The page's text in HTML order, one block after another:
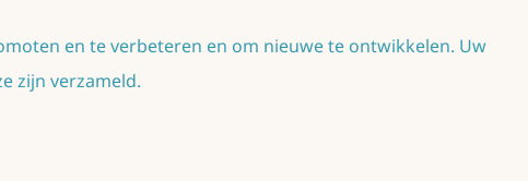
en te verbeteren en om nieuwe te ontwikkelen. Uw
zijn verzameld.